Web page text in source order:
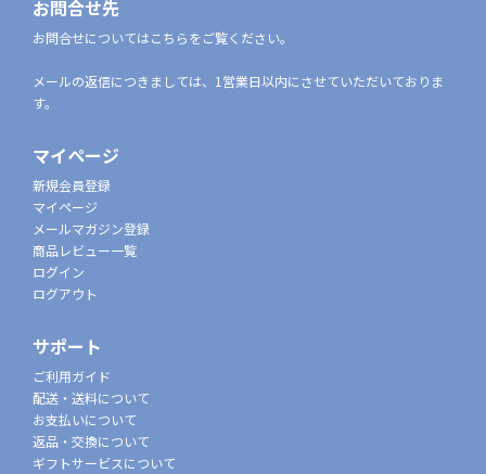
お問合せ先
お問合せについてはこちらをご覧ください。
メールの返信につきましては、1営業日以内にさせていただいておりま
す。
マイページ
新規会員登録
マイページ
メールマガジン登録
商品レビュー一覧
ログイン
ログアウト
サポート
ご利用ガイド
配送・送料について
お支払いについて
返品・交換について
ギフトサービスについて